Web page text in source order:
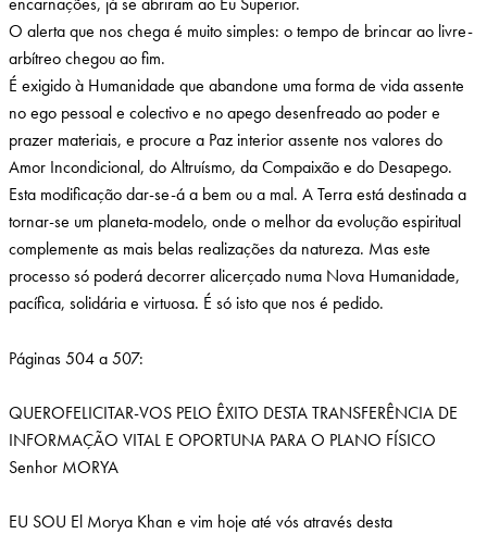
O alerta que nos chega é muito simples: o tempo de brincar ao livre-
arbítreo chegou ao fim.
É exigido à Humanidade que abandone uma forma de vida assente
no ego pessoal e colectivo e no apego desenfreado ao poder e
prazer materiais, e procure a Paz interior assente nos valores do
Amor Incondicional, do Altruísmo, da Compaixão e do Desapego.
Esta modificação dar-se-á a bem ou a mal. A Terra está destinada a
tornar-se um planeta-modelo, onde o melhor da evolução espiritual
complemente as mais belas realizações da natureza. Mas este
processo só poderá decorrer alicerçado numa Nova Humanidade,
pacífica, solidária e virtuosa. É só isto que nos é pedido.
Páginas 504 a 507:
QUEROFELICITAR-VOS PELO ÊXITO DESTA TRANSFERÊNCIA DE
INFORMAÇÃO VITAL E OPORTUNA PARA O PLANO FÍSICO
Senhor MORYA
EU SOU El Morya Khan e vim hoje até vós através desta